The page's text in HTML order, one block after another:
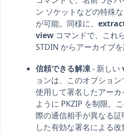
ン ソケットなどの特殊
が可能。同様に、
view コマンドで、これ
STDIN からアーカイブ
信頼できる解凍- 新しい
ョンは、このオプショ
使用して署名したアー
ように PKZIP を制限。
際の通信相手が異なる
した有効な署名による